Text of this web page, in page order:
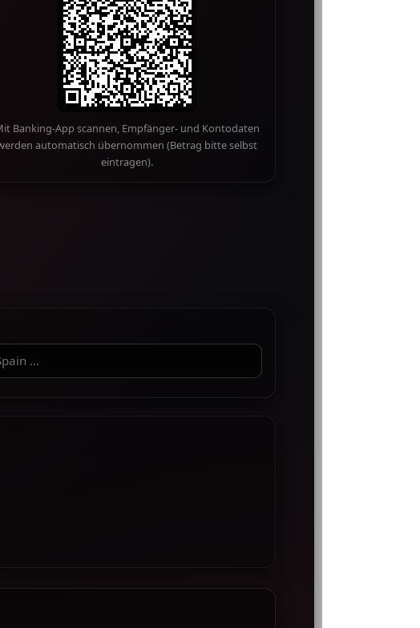
Banking-App scannen, Empfänger- und Kontodaten
automatisch übernommen (Betrag bitte selbst
eintragen).